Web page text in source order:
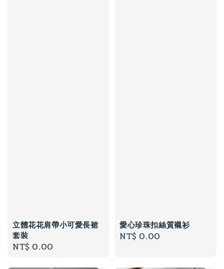
立體花花肩帶小可愛長裙
套裝
Regular
NT$ 0.00
愛心珍珠扣絲質襯衫
Regular
NT$ 0.00